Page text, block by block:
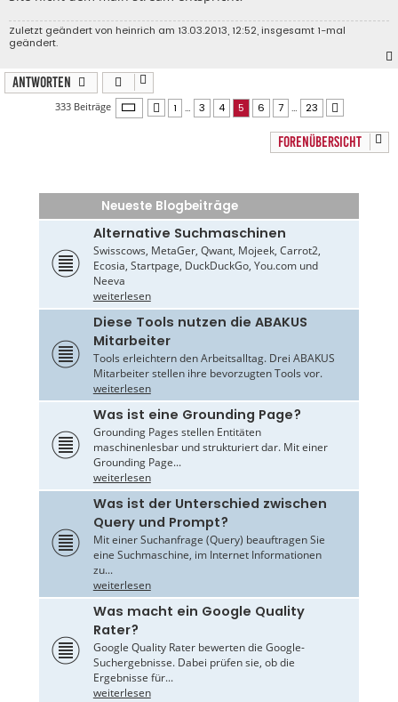
Zuletzt geändert von heinrich am 13.03.2013, 12:52, insgesamt 1-mal
geändert.
Antworten
333 Beiträge Seite von 23
Vorherige
1 … 3 4 5 6 7 … 23
FORENÜBERSICHT
Neueste Blogbeiträge
Alternative Suchmaschinen
Swisscows, MetaGer, Qwant, Mojeek, Carrot2,
Ecosia, Startpage, DuckDuckGo, You.com und
Neeva
weiterlesen
Diese Tools nutzen die ABAKUS
Mitarbeiter
Tools erleichtern den Arbeitsalltag. Drei ABAKUS
Mitarbeiter stellen ihre bevorzugten Tools vor.
weiterlesen
Was ist eine Grounding Page?
Grounding Pages stellen Entitäten
maschinenlesbar und strukturiert dar. Mit einer
Grounding Page...
weiterlesen
Was ist der Unterschied zwischen
Query und Prompt?
Mit einer Suchanfrage (Query) beauftragen Sie
eine Suchmaschine, im Internet Informationen
zu...
weiterlesen
Was macht ein Google Quality
Rater?
Google Quality Rater bewerten die Google-
Suchergebnisse. Dabei prüfen sie, ob die
Ergebnisse für...
weiterlesen